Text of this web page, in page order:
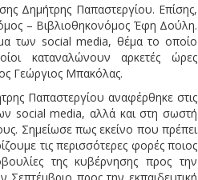
Δημήτρης Παπαστεργίου. Επίσης,
– Βιβλιοθηκονόμος Έφη Δούλη.
των social media, θέμα το οποίο
καταναλώνουν αρκετές ώρες
Γεώργιος Μπακόλας.
Παπαστεργίου αναφέρθηκε στις
social media, αλλά και στη σωστή
Σημείωσε πως εκείνο που πρέπει
τις περισσότερες φορές ποιος
της κυβέρνησης προς την